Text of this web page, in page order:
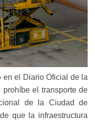
en el Diario Oficial de la
prohíbe el transporte de
de la Ciudad de
que la infraestructura